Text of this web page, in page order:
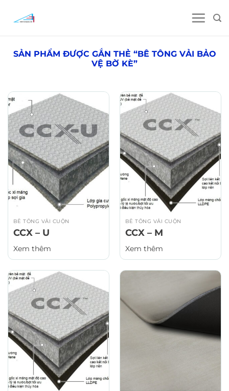
SẢN PHẨM ĐƯỢC GẮN THẺ “BÊ TÔNG VẢI BẢO
VỆ BỜ KÈ”
BÊ TÔNG VẢI CUỘN
CCX – U
Xem thêm
BÊ TÔNG VẢI CUỘN
CCX – M
Xem thêm